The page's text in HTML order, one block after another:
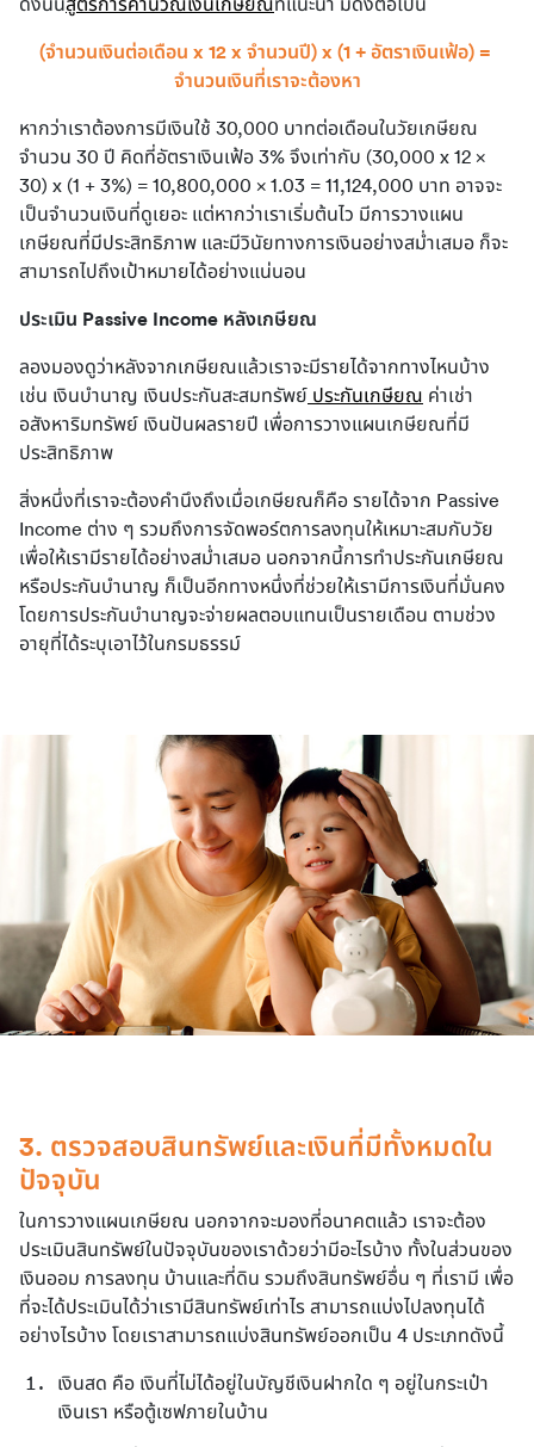
ดังนั้นสูตรการคำนวณเงินเกษียณที่แนะนำ มีดังต่อไปนี้
(จำนวนเงินต่อเดือน x 12 x จำนวนปี) x (1 + อัตราเงินเฟ้อ) =
จำนวนเงินที่เราจะต้องหา
หากว่าเราต้องการมีเงินใช้ 30,000 บาทต่อเดือนในวัยเกษียณ
จำนวน 30 ปี คิดที่อัตราเงินเฟ้อ 3% จึงเท่ากับ (30,000 x 12 x
30) x (1 + 3%) = 10,800,000 x 1.03 = 11,124,000 บาท อาจจะ
เป็นจำนวนเงินที่ดูเยอะ แต่หากว่าเราเริ่มต้นไว มีการวางแผน
เกษียณที่มีประสิทธิภาพ และมีวินัยทางการเงินอย่างสม่ำเสมอ ก็จะ
สามารถไปถึงเป้าหมายได้อย่างแน่นอน
ประเมิน Passive Income หลังเกษียณ
ลองมองดูว่าหลังจากเกษียณแล้วเราจะมีรายได้จากทางไหนบ้าง
เช่น เงินบำนาญ เงินประกันสะสมทรัพย์ ประกันเกษียณ ค่าเช่า
อสังหาริมทรัพย์ เงินปันผลรายปี เพื่อการวางแผนเกษียณที่มี
ประสิทธิภาพ
สิ่งหนึ่งที่เราจะต้องคำนึงถึงเมื่อเกษียณก็คือ รายได้จาก Passive
Income ต่าง ๆ รวมถึงการจัดพอร์ตการลงทุนให้เหมาะสมกับวัย
เพื่อให้เรามีรายได้อย่างสม่ำเสมอ นอกจากนี้การทำประกันเกษียณ
หรือประกันบำนาญ ก็เป็นอีกทางหนึ่งที่ช่วยให้เรามีการเงินที่มั่นคง
โดยการประกันบำนาญจะจ่ายผลตอบแทนเป็นรายเดือน ตามช่วง
อายุที่ได้ระบุเอาไว้ในกรมธรรม์
3. ตรวจสอบสินทรัพย์และเงินที่มีทั้งหมดใน
ปัจจุบัน
ในการวางแผนเกษียณ นอกจากจะมองที่อนาคตแล้ว เราจะต้อง
ประเมินสินทรัพย์ในปัจจุบันของเราด้วยว่ามีอะไรบ้าง ทั้งในส่วนของ
เงินออม การลงทุน บ้านและที่ดิน รวมถึงสินทรัพย์อื่น ๆ ที่เรามี เพื่อ
ที่จะได้ประเมินได้ว่าเรามีสินทรัพย์เท่าไร สามารถแบ่งไปลงทุนได้
อย่างไรบ้าง โดยเราสามารถแบ่งสินทรัพย์ออกเป็น 4 ประเภทดังนี้
เงินสด คือ เงินที่ไม่ได้อยู่ในบัญชีเงินฝากใด ๆ อยู่ในกระเป๋า
เงินเรา หรือตู้เซฟภายในบ้าน